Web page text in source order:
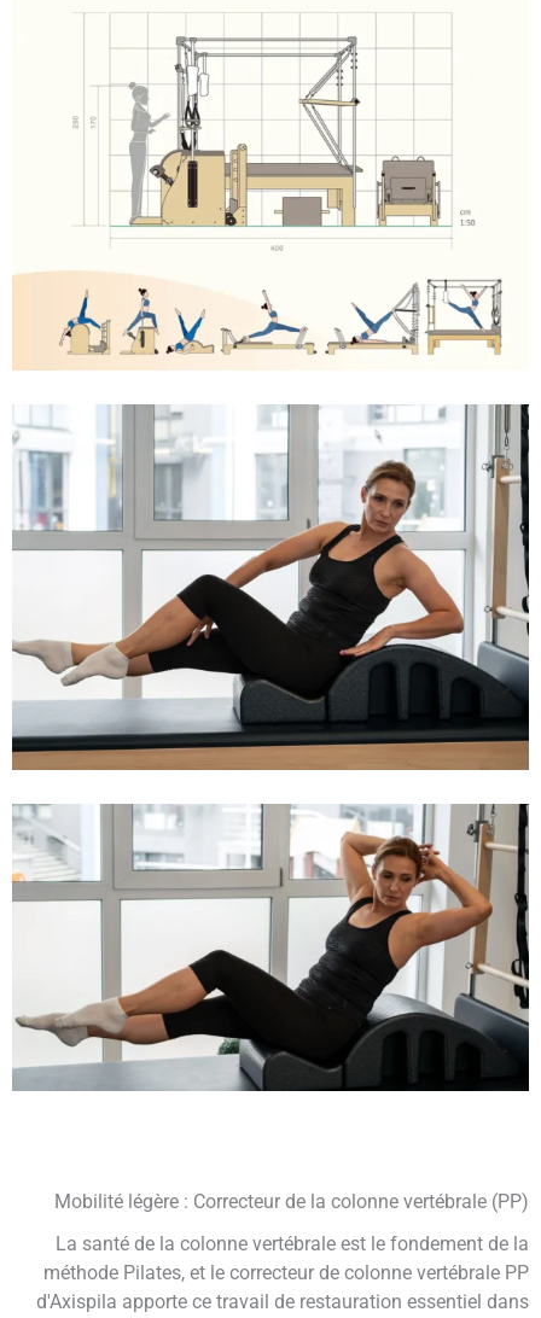
Mobilité légère : Correcteur de la colonne vertébrale (PP)
La santé de la colonne vertébrale est le fondement de la
méthode Pilates, et le correcteur de colonne vertébrale PP
d'Axispila apporte ce travail de restauration essentiel dans